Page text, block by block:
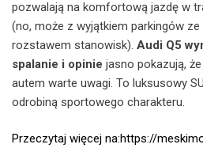
pozwalają na komfortową jazdę w
(no, może z wyjątkiem parkingów
rozstawem stanowisk). Audi Q5
spalanie i opinie jasno pokazują,
autem warte uwagi. To luksusowy
odrobiną sportowego charakteru.
Przeczytaj więcej na:https://